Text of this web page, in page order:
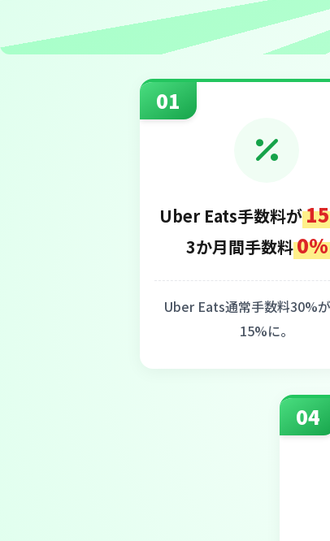
01
Uber Eats手数料が
3か月間手数料0%
Uber Eats通常手数料30%
15%に。
04